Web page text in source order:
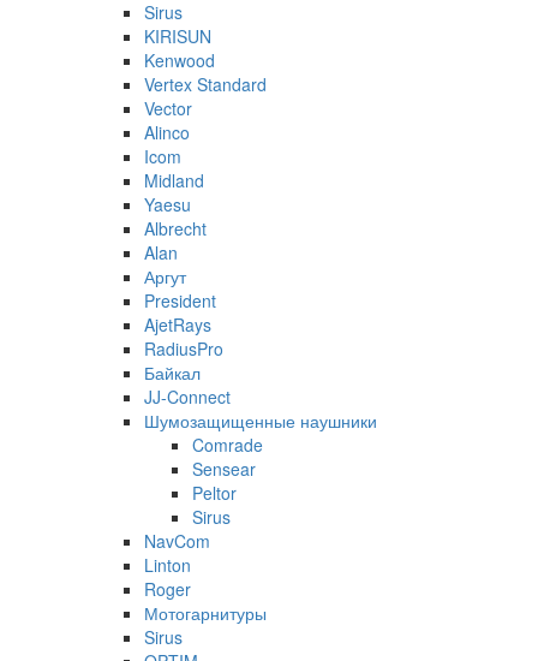
Sirus
KIRISUN
Kenwood
Vertex Standard
Vector
Alinco
Icom
Midland
Yaesu
Albrecht
Alan
Аргут
President
AjetRays
RadiusPro
Байкал
JJ-Connect
Шумозащищенные наушники
Comrade
Sensear
Peltor
Sirus
NavCom
Linton
Roger
Мотогарнитуры
Sirus